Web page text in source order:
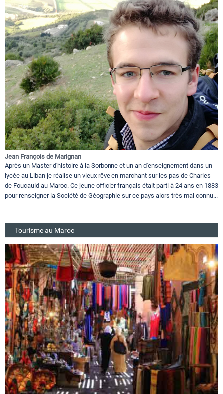
Jean François de Marignan
Après un Master d'histoire à la Sorbonne et un an d'enseignement dans un
lycée au Liban je réalise un vieux rêve en marchant sur les pas de Charles
de Foucauld au Maroc. Ce jeune officier français était parti à 24 ans en 1883
pour renseigner la Société de Géographie sur ce pays alors très mal connu...
Tourisme au Maroc